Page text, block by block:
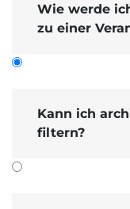
Wie werde
zu einer
Kann ich
filtern?